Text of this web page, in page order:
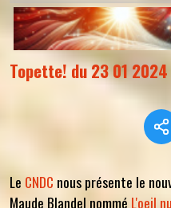
Topette! du 23 01 2024
Le CNDC nous présente le
Maude Blandel nommé L'oeil